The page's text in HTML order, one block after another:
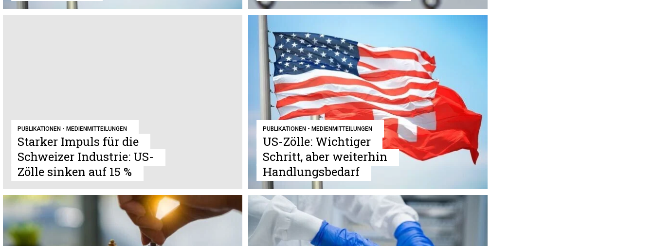
PUBLIKATIONEN - MEDIENMITTEILUNGEN
Starker Impuls für die
Schweizer Industrie: US-
Zölle sinken auf 15 %
PUBLIKATIONEN - MEDIENMITTEILUNGEN
US-Zölle: Wichtiger
Schritt, aber weiterhin
Handlungsbedarf